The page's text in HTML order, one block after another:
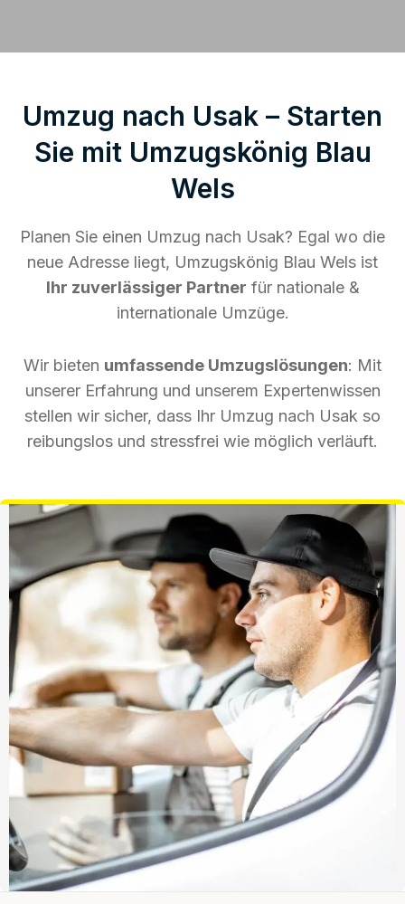
Umzug nach Usak – Starten
Sie mit Umzugskönig Blau
Wels
Planen Sie einen Umzug nach Usak? Egal wo die
neue Adresse liegt, Umzugskönig Blau Wels ist
Ihr zuverlässiger Partner für nationale &
internationale Umzüge.
Wir bieten umfassende Umzugslösungen: Mit
unserer Erfahrung und unserem Expertenwissen
stellen wir sicher, dass Ihr Umzug nach Usak so
reibungslos und stressfrei wie möglich verläuft.